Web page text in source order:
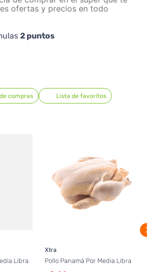
ofertas y precios en todo
2puntos
compras Lista de favoritos
Libra
Xtra
Pollo Panamá Por Media Libra